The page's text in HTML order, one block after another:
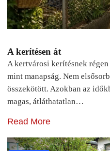
A kerítésen át
A kertvárosi kerítésnek régen
mint manapság. Nem
összekötött. Azokban az
magas, átláthatatlan…
Read More